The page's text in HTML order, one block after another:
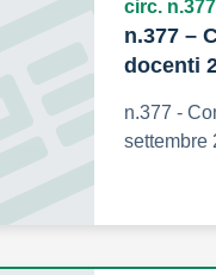
circ. n.377
n.377 –
docenti
n.377 -
settembre